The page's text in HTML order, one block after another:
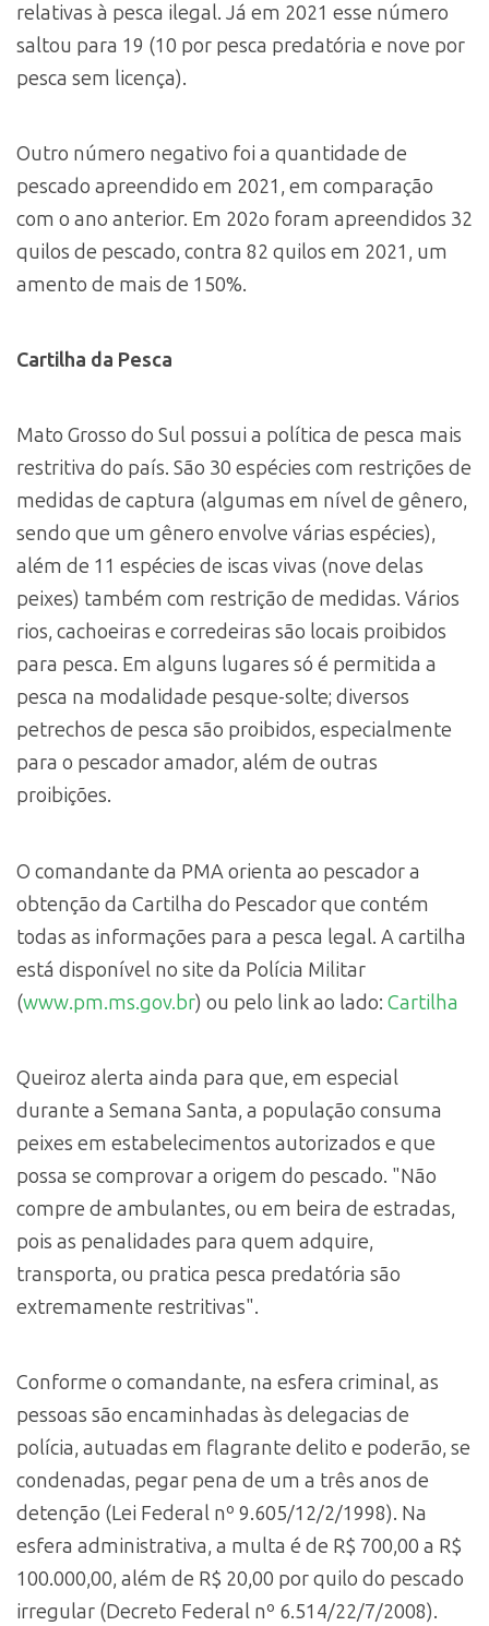
relativas à pesca ilegal. Já em 2021 esse número
saltou para 19 (10 por pesca predatória e nove por
pesca sem licença).
Outro número negativo foi a quantidade de
pescado apreendido em 2021, em comparação
com o ano anterior. Em 202o foram apreendidos 32
quilos de pescado, contra 82 quilos em 2021, um
amento de mais de 150%.
Cartilha da Pesca
Mato Grosso do Sul possui a política de pesca mais
restritiva do país. São 30 espécies com restrições de
medidas de captura (algumas em nível de gênero,
sendo que um gênero envolve várias espécies),
além de 11 espécies de iscas vivas (nove delas
peixes) também com restrição de medidas. Vários
rios, cachoeiras e corredeiras são locais proibidos
para pesca. Em alguns lugares só é permitida a
pesca na modalidade pesque-solte; diversos
petrechos de pesca são proibidos, especialmente
para o pescador amador, além de outras
proibições.
O comandante da PMA orienta ao pescador a
obtenção da Cartilha do Pescador que contém
todas as informações para a pesca legal. A cartilha
está disponível no site da Polícia Militar
(www.pm.ms.gov.br) ou pelo link ao lado: Cartilha
Queiroz alerta ainda para que, em especial
durante a Semana Santa, a população consuma
peixes em estabelecimentos autorizados e que
possa se comprovar a origem do pescado. "Não
compre de ambulantes, ou em beira de estradas,
pois as penalidades para quem adquire,
transporta, ou pratica pesca predatória são
extremamente restritivas".
Conforme o comandante, na esfera criminal, as
pessoas são encaminhadas às delegacias de
polícia, autuadas em flagrante delito e poderão, se
condenadas, pegar pena de um a três anos de
detenção (Lei Federal nº 9.605/12/2/1998). Na
esfera administrativa, a multa é de R$ 700,00 a R$
100.000,00, além de R$ 20,00 por quilo do pescado
irregular (Decreto Federal nº 6.514/22/7/2008).